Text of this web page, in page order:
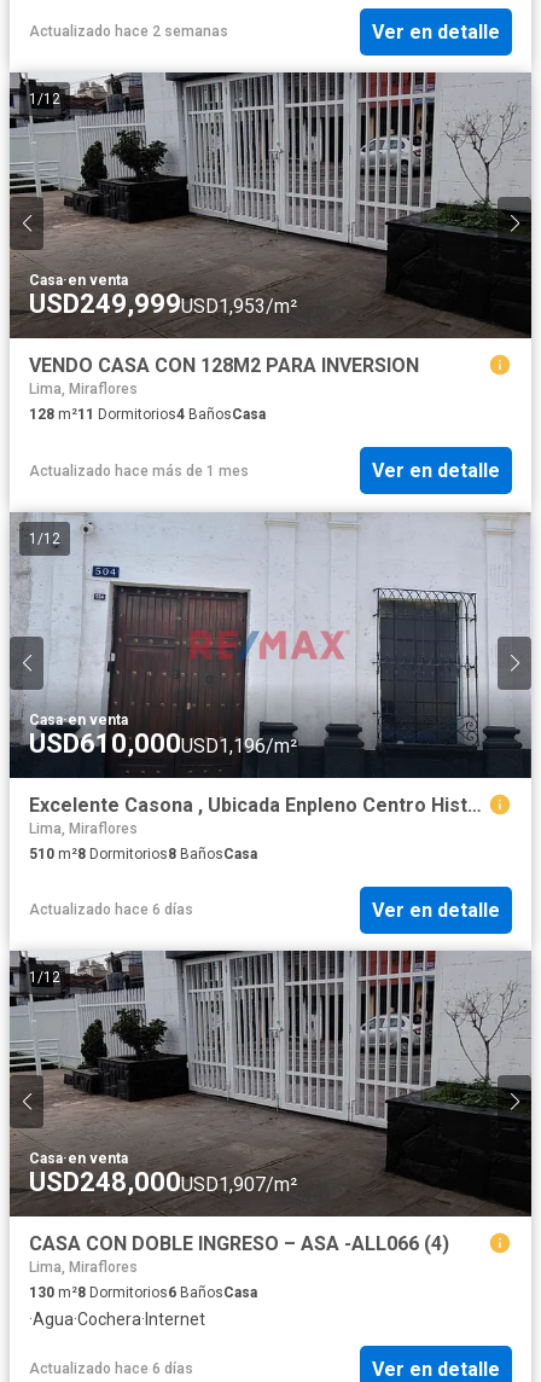
Actualizado hace 2 semanas Ver en detalle
1 /12
Casa·en venta
USD249,999USD1,953/m²
VENDO CASA CON 128M2 PARA INVERSION
Lima, Miraflores
128 m²11 Dormitorios4 BañosCasa
Actualizado hace más de 1 mes Ver en detalle
1 /12
Casa·en venta
USD610,000USD1,196/m²
Excelente Casona , Ubicada Enpleno Centro Historico
Lima, Miraflores
510 m²8 Dormitorios8 BañosCasa
Actualizado hace 6 días Ver en detalle
1 /12
Casa·en venta
USD248,000USD1,907/m²
CASA CON DOBLE INGRESO – ASA -ALL066 (4)
Lima, Miraflores
130 m²8 Dormitorios6 BañosCasa
·Agua·Cochera· Internet
Actualizado hace 6 días Ver en detalle